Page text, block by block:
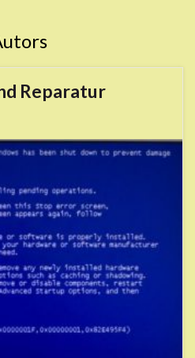
Reparatur